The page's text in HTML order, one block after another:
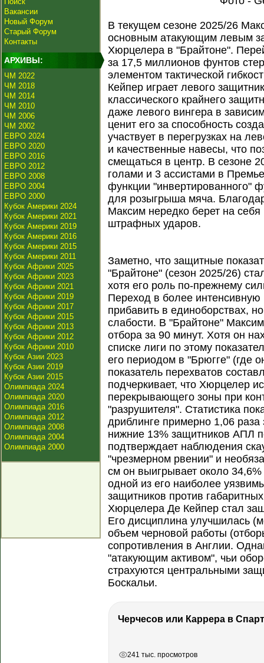
Вакансии
Новый Форум
Старый Форум
Контакты
АРХИВЫ:
ЧМ 2022
ЧМ 2018
ЧМ 2014
ЧМ 2010
ЧМ 2006
ЧМ 2002
ЕВРО 2024
ЕВРО 2020
ЕВРО 2016
ЕВРО 2012
ЕВРО 2008
ЕВРО 2004
ЕВРО 2000
Кубок Америки 2024
Кубок Америки 2021
Кубок Америки 2019
Кубок Америки 2016
Кубок Америки 2015
Кубок Америки 2011
Кубок Африки 2025
Кубок Африки 2023
Кубок Африки 2021
Кубок Африки 2019
Кубок Африки 2017
Кубок Африки 2015
Кубок Африки 2013
Кубок Африки 2012
Кубок Африки 2010
Кубок Азии 2023
Кубок Азии 2019
Кубок Азии 2015
Олимпиада 2024
Олимпиада 2020
Олимпиада 2016
Олимпиада 2012
Олимпиада 2008
Олимпиада 2004
Олимпиада 2000
В текущем сезоне 2025/26
основным атакующим левым
Хюрцелера в "Брайтоне".
за 17,5 миллионов фунтов
элементом тактической
Кейпер играет левого
классического крайнего
даже левого вингера в
ценит его за способность
участвует в перегрузках на
и качественные навесы, что
смещаться в центр. В сезоне
голами и 3 ассистами в
функции "инвертированного"
для розыгрыша мяча.
Максим нередко берет на
штрафных ударов.
Заметно, что защитные
"Брайтоне" (сезон 2025/26)
хотя его роль по-прежнему
Переход в более интенсивную
прибавить в единоборствах,
слабости. В "Брайтоне"
отбора за 90 минут. Хотя он
списке лиги по этому
его периодом в "Брюгге" (где
показатель перехватов
подчеркивает, что Хюрцелер
перекрывающего зоны при
"разрушителя". Статистика
дриблинге примерно 1,06 раза
нижние 13% защитников АПЛ
подтверждает наблюдения
"чрезмерном рвении" и
см он выигрывает около
одной из его наиболее
защитников против
Хюрцелера Де Кейпер стал
Его дисциплина улучшилась
объем черновой работы
сопротивления в Англии.
"атакующим активом", чьи
страхуются центральными
Боскальи.
Черчесов или Каррера в
241 тыс. просмотров